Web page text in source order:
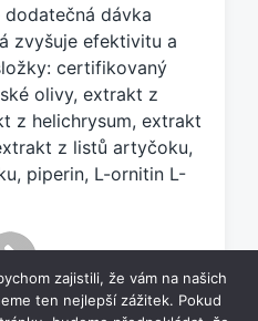
dávka
zvyšuje efektivitu a
certifikovaný
olivy, extrakt z
z helichrysum, extrakt
z listů artyčoku,
piperin, L-ornitin L-
zajistili, že vám na našich
ten nejlepší zážitek. Pokud